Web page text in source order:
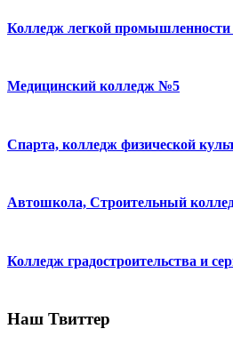
Колледж легкой
Медицинский колледж №5
Спарта, колледж физической
Автошкола, Строительный
Колледж градостроительства и
Наш Твиттер